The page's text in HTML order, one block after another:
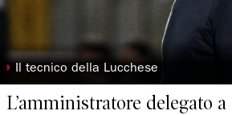
◗ Il tecnico della Lucchese
L’amministratore delegato